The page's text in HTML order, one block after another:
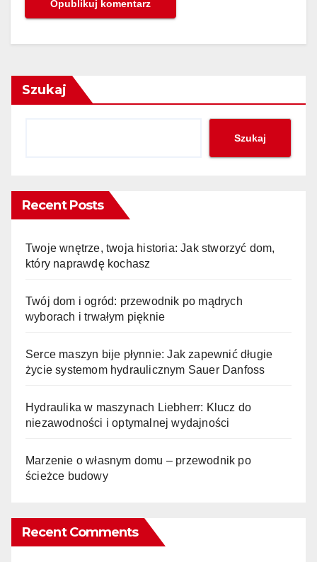
Szukaj
Szukaj
Recent Posts
Twoje wnętrze, twoja historia: Jak stworzyć dom,
który naprawdę kochasz
Twój dom i ogród: przewodnik po mądrych
wyborach i trwałym pięknie
Serce maszyn bije płynnie: Jak zapewnić długie
życie systemom hydraulicznym Sauer Danfoss
Hydraulika w maszynach Liebherr: Klucz do
niezawodności i optymalnej wydajności
Marzenie o własnym domu – przewodnik po
ścieżce budowy
Recent Comments